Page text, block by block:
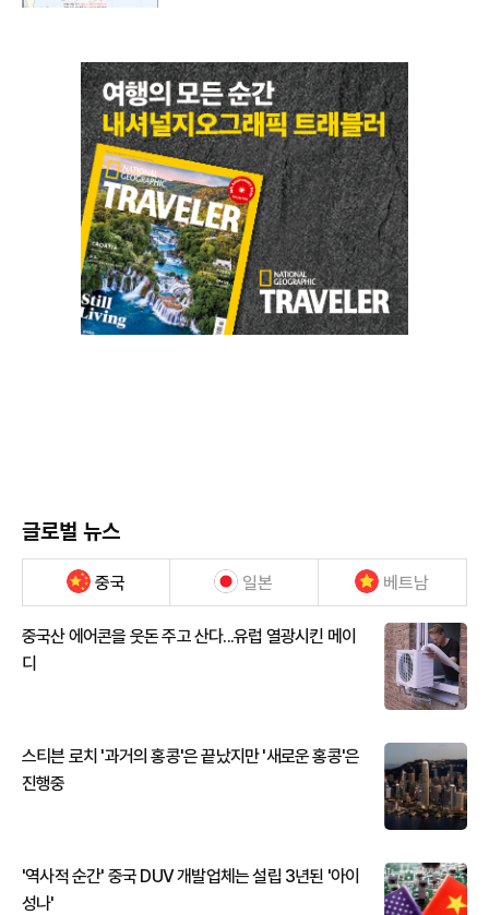
글로벌 뉴스
중국 일본 베트남
중국산 에어콘을 웃돈 주고 산다...유럽 열광시킨 메이
디
스티븐 로치 '과거의 홍콩'은 끝났지만 '새로운 홍콩'은
진행중
'역사적 순간' 중국 DUV 개발업체는 설립 3년된 '아이
성나'